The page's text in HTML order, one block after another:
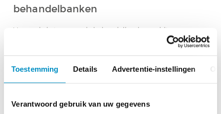
Toestemming Details Advertentie-instellingen
Verantwoord gebruik van uw gegevens
behandelbanken
Voor enkele typen oude behandelbanken geldt een
Staat het gezochte onderdeel er niet
bij?